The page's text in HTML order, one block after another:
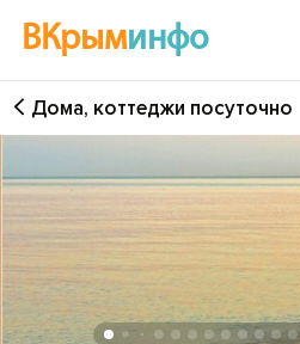
ВКрыминфо
Войти
Избранное
История просмотра
Добавить свой объект
Дома, коттеджи посуточно